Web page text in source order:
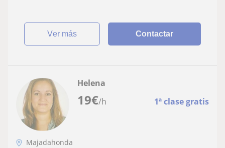
ver más Contactar
19€/h 1ª clase gratis
Helena
Majadahonda